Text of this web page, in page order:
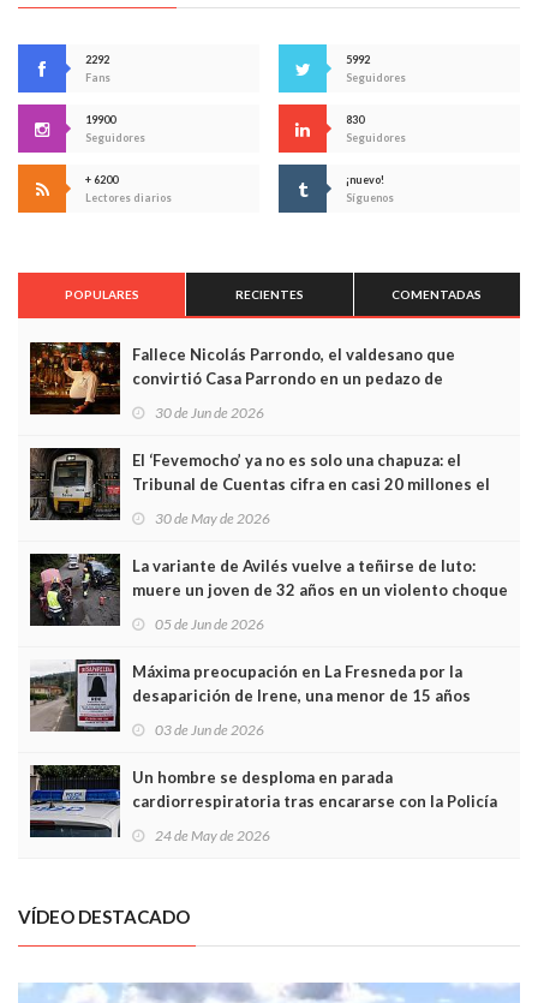
2292
Fans
5992
Seguidores
19900
Seguidores
830
Seguidores
+ 6200
Lectores diarios
¡nuevo!
Síguenos
POPULARES RECIENTES COMENTADAS
Fallece Nicolás Parrondo, el valdesano que
convirtió Casa Parrondo en un pedazo de
30 de Jun de 2026
El ‘Fevemocho’ ya no es solo una chapuza: el
Tribunal de Cuentas cifra en casi 20 millones el
30 de May de 2026
La variante de Avilés vuelve a teñirse de luto:
muere un joven de 32 años en un violento choque
05 de Jun de 2026
Máxima preocupación en La Fresneda por la
desaparición de Irene, una menor de 15 años
03 de Jun de 2026
Un hombre se desploma en parada
cardiorrespiratoria tras encararse con la Policía
24 de May de 2026
VÍDEO DESTACADO